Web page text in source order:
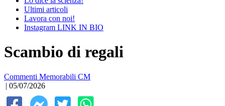
Ultimi articoli
Lavora con noi!
Instagram LINK IN BIO
Scambio di regali
Commenti Memorabili CM
| 05/07/2026